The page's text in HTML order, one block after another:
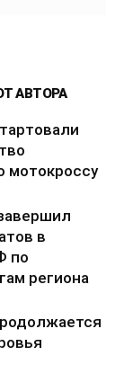
АВТОРА
мотокроссу
в
по
региона